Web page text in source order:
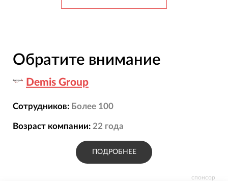
спонсор
Обратите внимание
Demis Group
Сотрудников: Более 100
Возраст компании: 22 года
ПОДРОБНЕЕ